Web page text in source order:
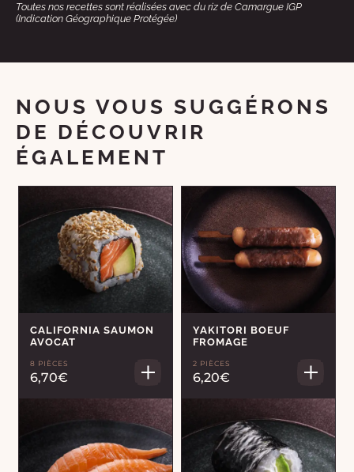
Toutes nos recettes sont réalisées avec du riz de Camargue IGP
(Indication Géographique Protégée)
NOUS VOUS SUGGÉRONS
DE DÉCOUVRIR
ÉGALEMENT
CALIFORNIA SAUMON
AVOCAT
8 PIÈCES
6,70€
YAKITORI BOEUF
FROMAGE
2 PIÈCES
6,20€